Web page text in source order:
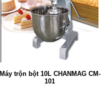
Máy trộn bột 10L CHANMAG CM-
101